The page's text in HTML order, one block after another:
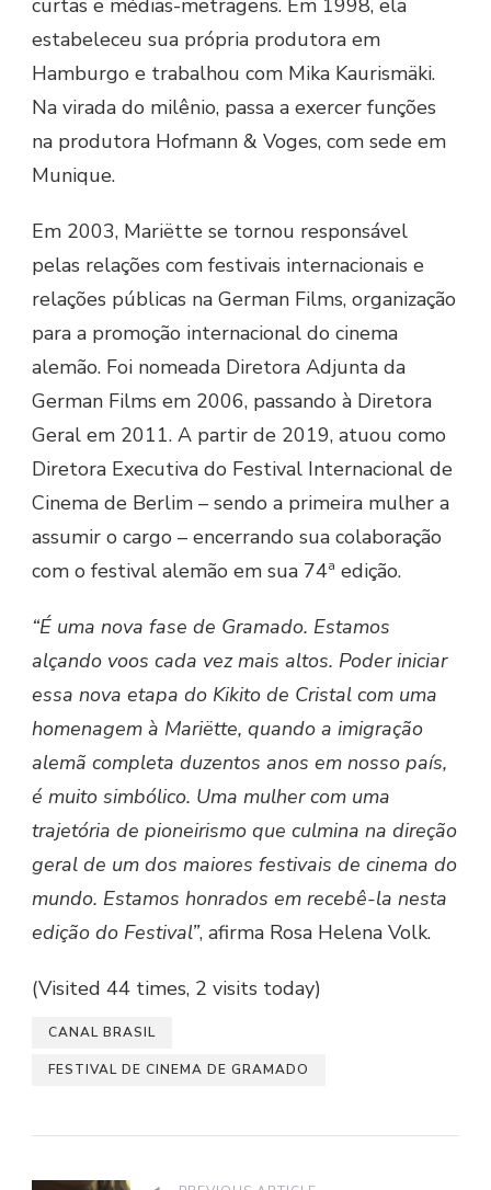
curtas e médias-metragens. Em 1998, ela
estabeleceu sua própria produtora em
Hamburgo e trabalhou com Mika Kaurismäki.
Na virada do milênio, passa a exercer funções
na produtora Hofmann & Voges, com sede em
Munique.
Em 2003, Mariëtte se tornou responsável
pelas relações com festivais internacionais e
relações públicas na German Films, organização
para a promoção internacional do cinema
alemão. Foi nomeada Diretora Adjunta da
German Films em 2006, passando à Diretora
Geral em 2011. A partir de 2019, atuou como
Diretora Executiva do Festival Internacional de
Cinema de Berlim – sendo a primeira mulher a
assumir o cargo – encerrando sua colaboração
com o festival alemão em sua 74ª edição.
“É uma nova fase de Gramado. Estamos
alçando voos cada vez mais altos. Poder iniciar
essa nova etapa do Kikito de Cristal com uma
homenagem à Mariëtte, quando a imigração
alemã completa duzentos anos em nosso país,
é muito simbólico. Uma mulher com uma
trajetória de pioneirismo que culmina na direção
geral de um dos maiores festivais de cinema do
mundo. Estamos honrados em recebê-la nesta
edição do Festival”, afirma Rosa Helena Volk.
(Visited 44 times, 2 visits today)
CANAL BRASIL
FESTIVAL DE CINEMA DE GRAMADO